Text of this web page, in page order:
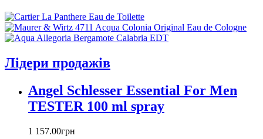
Aramis
Armand Basi
Atelier Cologne
Badgley Mischka
Banana Republic
Barex
Beyonce
Лідери продажів
Angel Schlesser Essential For Men
TESTER 100 ml spray
1 157.00грн